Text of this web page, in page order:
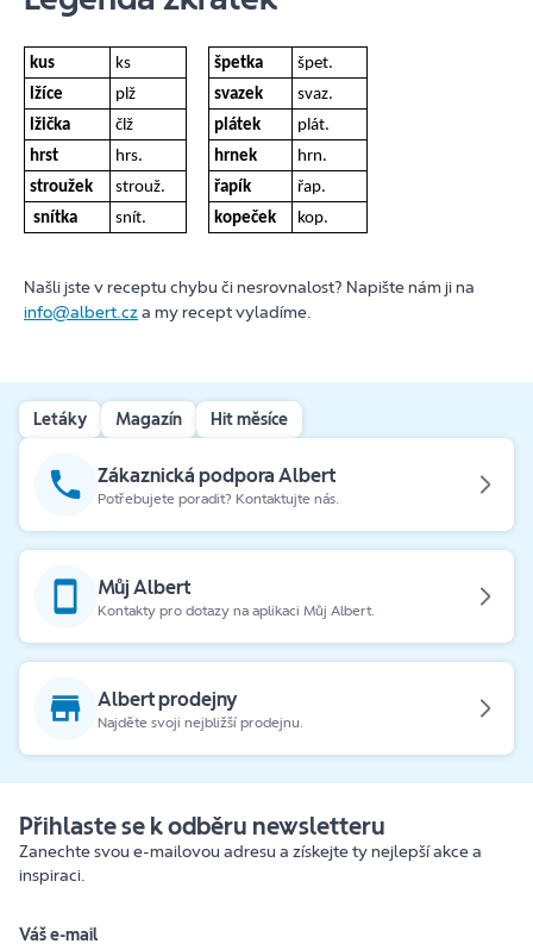
kus ks špetka
špet.
lžíce
plž svazek
svaz.
lžička
člž plátek
plát.
hrst
hrs. hrnek
hrn.
stroužek
strouž. řapík
řap.
snítka
snít. kopeček kop.
Našli jste v receptu chybu či nesrovnalost? Napište nám ji na
info@albert.cza my recept vyladíme.
Letáky Magazín Hit měsíce
Zákaznická podpora Albert
Potřebujete poradit? Kontaktujte nás.
Můj Albert
Kontakty pro dotazy na aplikaci Můj Albert.
Albert prodejny
Najděte svoji nejbližší prodejnu.
Přihlaste se k odběru newsletteru
Zanechte svou e-mailovou adresu a získejte ty nejlepší akce a
inspiraci.
Váš e-mail